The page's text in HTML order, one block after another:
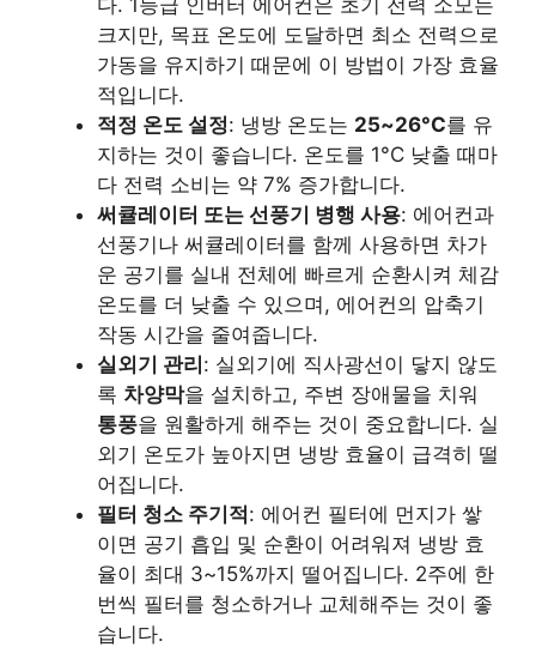
다. 1등급 인버터 에어컨은 초기 전력 소모는
크지만, 목표 온도에 도달하면 최소 전력으로
가동을 유지하기 때문에 이 방법이 가장 효율
적입니다.
적정 온도 설정: 냉방 온도는 25~26°C를 유
지하는 것이 좋습니다. 온도를 1°C 낮출 때마
다 전력 소비는 약 7% 증가합니다.
써큘레이터 또는 선풍기 병행 사용: 에어컨과
선풍기나 써큘레이터를 함께 사용하면 차가
운 공기를 실내 전체에 빠르게 순환시켜 체감
온도를 더 낮출 수 있으며, 에어컨의 압축기
작동 시간을 줄여줍니다.
실외기 관리 : 실외기에 직사광선이 닿지 않도
록 차양막을 설치하고, 주변 장애물을 치워
통풍을 원활하게 해주는 것이 중요합니다. 실
외기 온도가 높아지면 냉방 효율이 급격히 떨
어집니다.
필터 청소 주기적 : 에어컨 필터에 먼지가 쌓
이면 공기 흡입 및 순환이 어려워져 냉방 효
율이 최대 3~15%까지 떨어집니다. 2주에 한
번씩 필터를 청소하거나 교체해주는 것이 좋
습니다.